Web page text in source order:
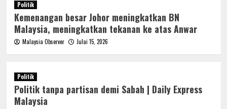
Politik
Kemenangan besar Johor meningkatkan BN
Malaysia, meningkatkan tekanan ke atas Anwar
Malaysia Observer Julai 15, 2026
Politik
Politik tanpa partisan demi Sabah | Daily Express
Malaysia